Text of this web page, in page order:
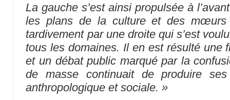
La gauche s’est ainsi propulsée à
les plans de la culture et des mœurs
tardivement par une droite qui s’est
tous les domaines. Il en est résulté une
et un débat public marqué par la
de masse continuait de produire
anthropologique et sociale. »